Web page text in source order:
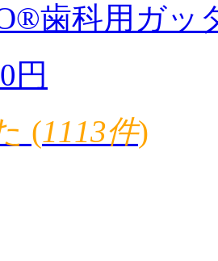
歯科用ガッ
円
(1113件)